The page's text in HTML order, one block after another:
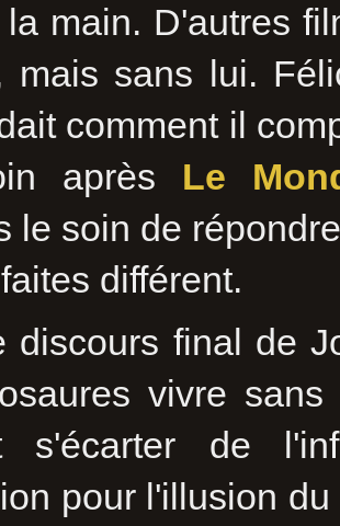
main. D'autres
mais sans lui.
comment il
après Le
le soin de
différent.
discours final de
vivre
s'écarter de
pour l'illusion